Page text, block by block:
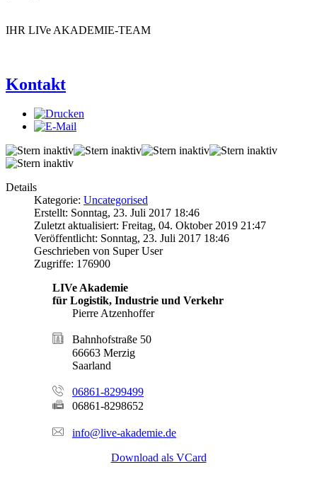
IHR LIVe AKADEMIE-TEAM
Kontakt
Details
Kategorie: Uncategorised
Erstellt: Sonntag, 23. Juli 2017 18:46
Zuletzt aktualisiert: Freitag, 04. Oktober 2019 21:47
Veröffentlicht: Sonntag, 23. Juli 2017 18:46
Geschrieben von Super User
Zugriffe: 176900
LIVe Akademie
für Logistik, Industrie und Verkehr
Pierre Atzenhoffer
Bahnhofstraße 50
66663 Merzig
Saarland
06861-8299499
06861-8298652
info@live-akademie.de
Download als VCard